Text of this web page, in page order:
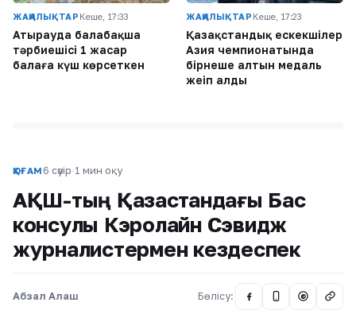
ЖАҢАЛЫҚТАР Кеше, 17:33
Атырауда балабақша
тәрбиешісі 1 жасар
балаға күш көрсеткен
ЖАҢАЛЫҚТАР Кеше, 17:23
Қазақстандық ескекшілер
Азия чемпионатында
бірнеше алтын медаль
жеңіп алды
ҚОҒАМ 6 сәуір·1 мин оқу
АҚШ-тың Қазақстандағы Бас
консулы Кэролайн Сэвидж
журналистермен кездеспек
Абзал Алаш Бөлісу: @